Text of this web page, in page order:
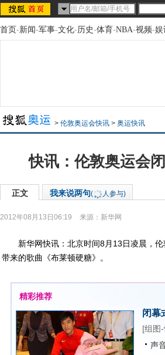
首页-新闻-军事-文化-历史-体育-NBA-视频-娱
> 伦敦奥运会快讯 > 奥运快讯
快讯：伦敦奥运会
正文 我来说两句( 人参与)
2012年08月13日06:19 来源： 新华网
新华网快讯：北京时间8月13日凌晨，伦
带来的歌曲《布莱顿硬糖》。
精彩推荐
闭幕
[组图
声